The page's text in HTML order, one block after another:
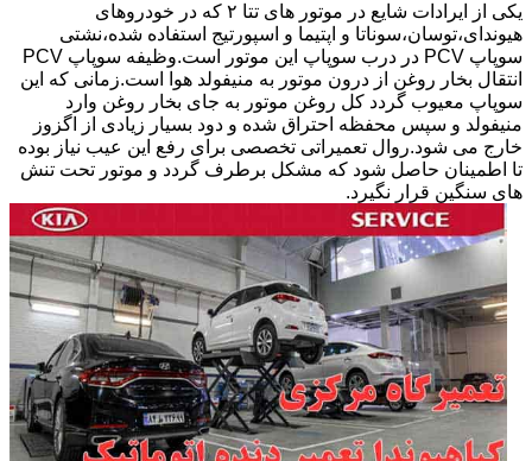
یکی از ایرادات شایع در موتور های تتا ۲ که در خودروهای
هیوندای،توسان،سوناتا و اپتیما و اسپورتیج استفاده شده،نشتی
سوپاپ PCV در درب سوپاپ این موتور است.وظیفه سوپاپ PCV
انتقال بخار روغن از درون موتور به منیفولد هوا است.زمانی که این
سوپاپ معیوب گردد کل روغن موتور به جای بخار روغن وارد
منیفولد و سپس محفظه احتراق شده و دود بسیار زیادی از اگزوز
خارج می شود.روال تعمیراتی تخصصی برای رفع این عیب نیاز بوده
تا اطمینان حاصل شود که مشکل برطرف گردد و موتور تحت تنش
های سنگین قرار نگیرد.